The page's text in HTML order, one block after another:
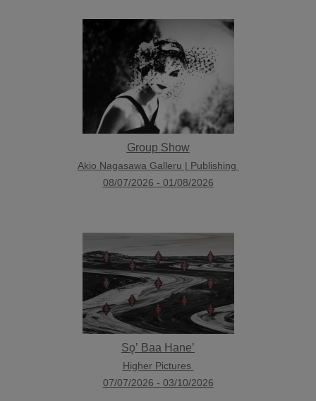
Group Show
Akio Nagasawa Galleru | Publishing
08/07/2026 - 01/08/2026
Sǫʼ Baa Hane’
Higher Pictures
07/07/2026 - 03/10/2026